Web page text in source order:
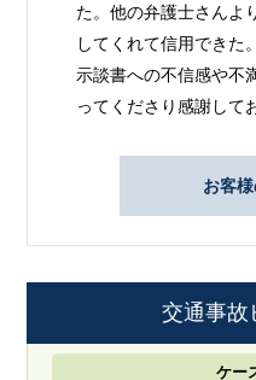
た。他の弁護士さんよ
してくれて信用できた
示談書への不信感や不
ってくださり感謝して
お客
交通事故
ケー